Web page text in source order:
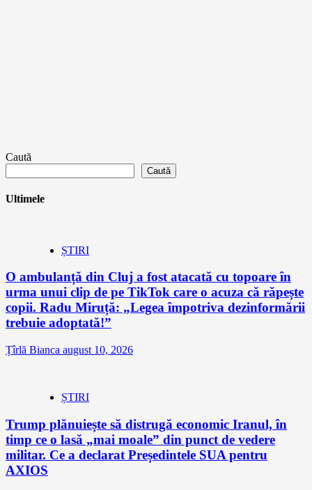
Caută
Caută
Ultimele
ȘTIRI
O ambulanță din Cluj a fost atacată cu topoare în
urma unui clip de pe TikTok care o acuza că răpește
copii. Radu Miruță: „Legea împotriva dezinformării
trebuie adoptată!”
Țîrlă Bianca august 10, 2026
ȘTIRI
Trump plănuiește să distrugă economic Iranul, în
timp ce o lasă „mai moale” din punct de vedere
militar. Ce a declarat Președintele SUA pentru
AXIOS